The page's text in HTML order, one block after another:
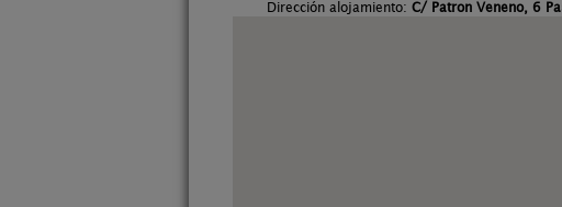
Dirección alojamiento: C/ Patron Veneno, 6